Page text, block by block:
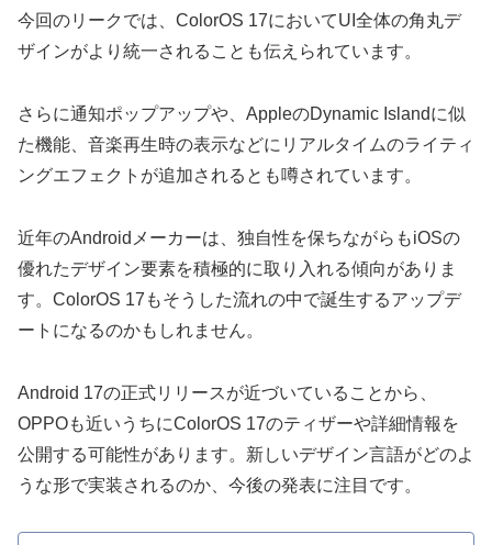
今回のリークでは、ColorOS 17においてUI全体の角丸デ
ザインがより統一されることも伝えられています。
さらに通知ポップアップや、AppleのDynamic Islandに似
た機能、音楽再生時の表示などにリアルタイムのライティ
ングエフェクトが追加されるとも噂されています。
近年のAndroidメーカーは、独自性を保ちながらもiOSの
優れたデザイン要素を積極的に取り入れる傾向がありま
す。ColorOS 17もそうした流れの中で誕生するアップデ
ートになるのかもしれません。
Android 17の正式リリースが近づいていることから、
OPPOも近いうちにColorOS 17のティザーや詳細情報を
公開する可能性があります。新しいデザイン言語がどのよ
うな形で実装されるのか、今後の発表に注目です。